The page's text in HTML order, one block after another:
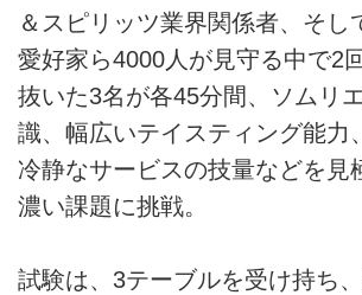
＆スピリッツ業界関係者、そし
愛好家ら4000人が見守る中で2
抜いた3名が各45分間、ソムリ
識、幅広いテイスティング能力
冷静なサービスの技量などを見
濃い課題に挑戦。
試験は、3テーブルを受け持ち